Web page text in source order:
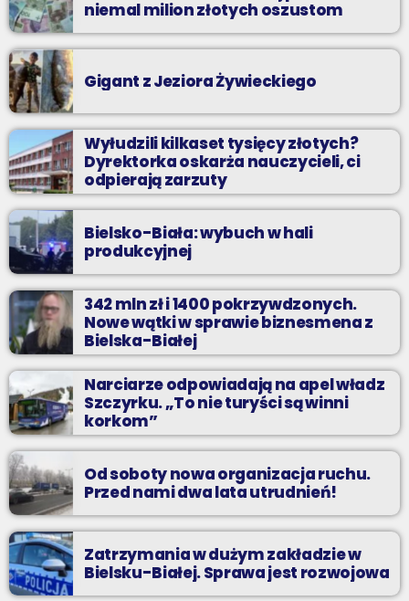
niemal milion złotych oszustom
Gigant z Jeziora Żywieckiego
Wyłudzili kilkaset tysięcy złotych?
Dyrektorka oskarża nauczycieli, ci
odpierają zarzuty
Bielsko-Biała: wybuch w hali
produkcyjnej
342 mln zł i 1400 pokrzywdzonych.
Nowe wątki w sprawie biznesmena z
Bielska-Białej
Narciarze odpowiadają na apel władz
Szczyrku. „To nie turyści są winni
korkom”
Od soboty nowa organizacja ruchu.
Przed nami dwa lata utrudnień!
Zatrzymania w dużym zakładzie w
Bielsku-Białej. Sprawa jest rozwojowa